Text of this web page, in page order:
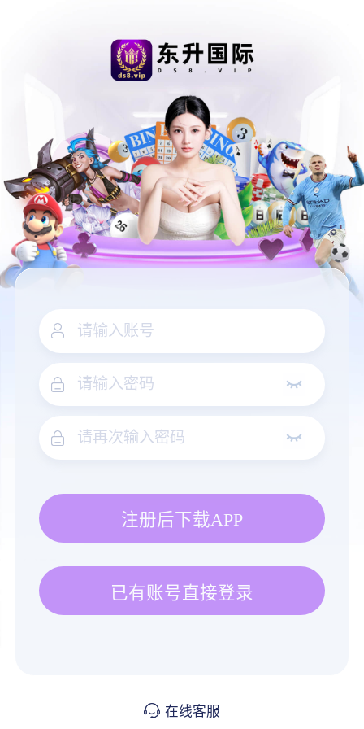
注册后下载APP
已有账号直接登录
在线客服